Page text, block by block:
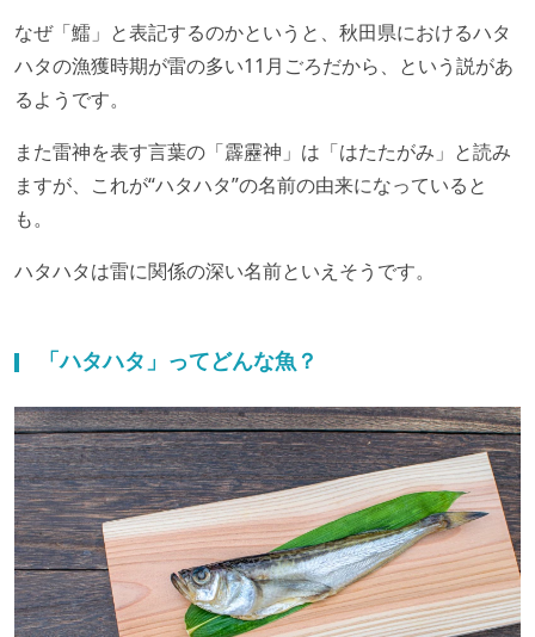
なぜ「鱩」と表記するのかというと、秋田県におけるハタ
ハタの漁獲時期が雷の多い11月ごろだから、という説があ
るようです。
また雷神を表す言葉の「霹靂神」は「はたたがみ」と読み
ますが、これが“ハタハタ”の名前の由来になっていると
も。
ハタハタは雷に関係の深い名前といえそうです。
「ハタハタ」ってどんな魚？